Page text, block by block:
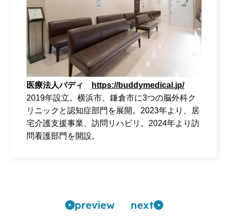
医療法人バディ
https://buddymedical.jp/
2019年設立。横浜市、鎌倉市に3つの脳外科ク
リニックと認知症部門を展開。2023年より、居
宅介護支援事業、訪問リハビリ。2024年より訪
問看護部門を開設。
preview next